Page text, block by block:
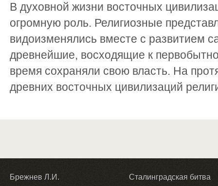
В духовной жизни восточных
огромную роль. Религиозные
видоизменялись вместе с развитием
древнейшие, восходящие к
время сохраняли свою власть. На
древних восточных цивилизаций
Брежнев Л.И. Сталинградская битва